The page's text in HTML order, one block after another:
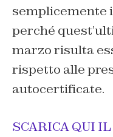
semplicemente
perché
marzo risulta
rispetto alle
autocertificate.
SCARICA QUI